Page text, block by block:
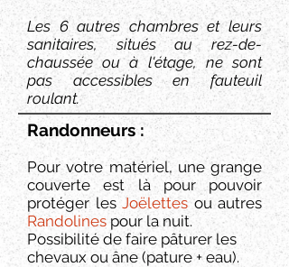
Les 6 autres chambres et leurs
sanitaires, situés au rez-de-
chaussée ou à l'étage, ne sont
pas accessibles en fauteuil
roulant.
Randonneurs :
Pour votre matériel, une grange
couverte est là pour pouvoir
protéger les Joëlettes ou autres
Randolines pour la nuit.
Possibilité de faire pâturer les
chevaux ou âne (pature + eau).